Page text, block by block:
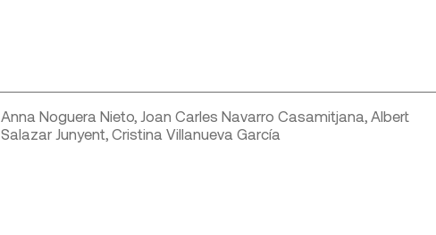
Anna Noguera Nieto, Joan Carles Navarro Casamitjana, Albert
Salazar Junyent, Cristina Villanueva García